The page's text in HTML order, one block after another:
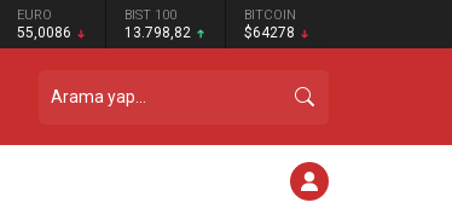
EURO
55,0086
BIST 100
13.798,82
BITCOIN
$64278